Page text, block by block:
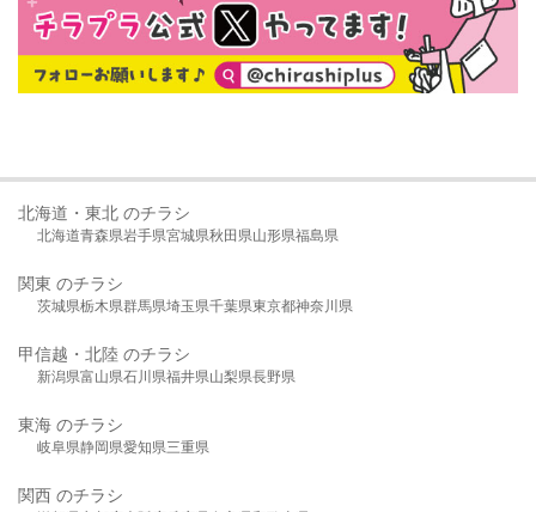
北海道・東北 のチラシ
北海道青森県岩手県宮城県秋田県山形県福島県
関東 のチラシ
茨城県栃木県群馬県埼玉県千葉県東京都神奈川県
甲信越・北陸 のチラシ
新潟県富山県石川県福井県山梨県長野県
東海 のチラシ
岐阜県静岡県愛知県三重県
関西 のチラシ